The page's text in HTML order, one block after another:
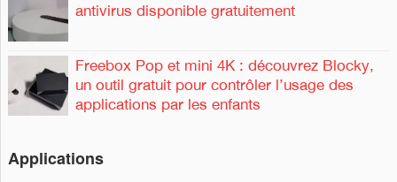
antivirus disponible gratuitement
Freebox Pop et mini 4K : découvrez Blocky,
un outil gratuit pour contrôler l’usage des
applications par les enfants
Applications